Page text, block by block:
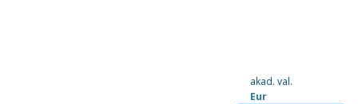
akad. val.
Eur